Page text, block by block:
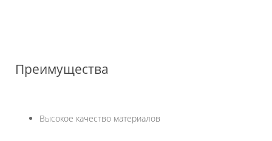
Преимущества
Высокое качество материалов